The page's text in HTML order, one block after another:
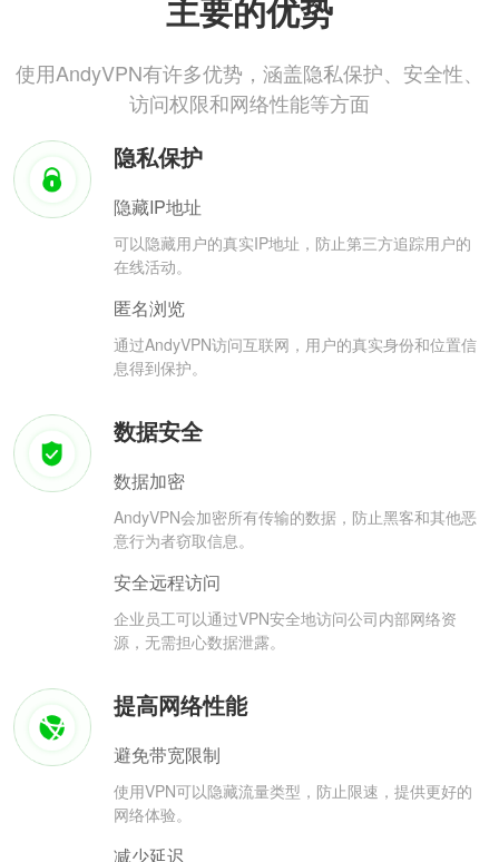
主要的优势
使用AndyVPN有许多优势，涵盖隐私保护、安全性、
访问权限和网络性能等方面
隐私保护
隐藏IP地址
可以隐藏用户的真实IP地址，防止第三方追踪用户的
在线活动。
匿名浏览
通过AndyVPN访问互联网，用户的真实身份和位置信
息得到保护。
数据安全
数据加密
AndyVPN会加密所有传输的数据，防止黑客和其他恶
意行为者窃取信息。
安全远程访问
企业员工可以通过VPN安全地访问公司内部网络资
源，无需担心数据泄露。
提高网络性能
避免带宽限制
使用VPN可以隐藏流量类型，防止限速，提供更好的
网络体验。
减少延迟